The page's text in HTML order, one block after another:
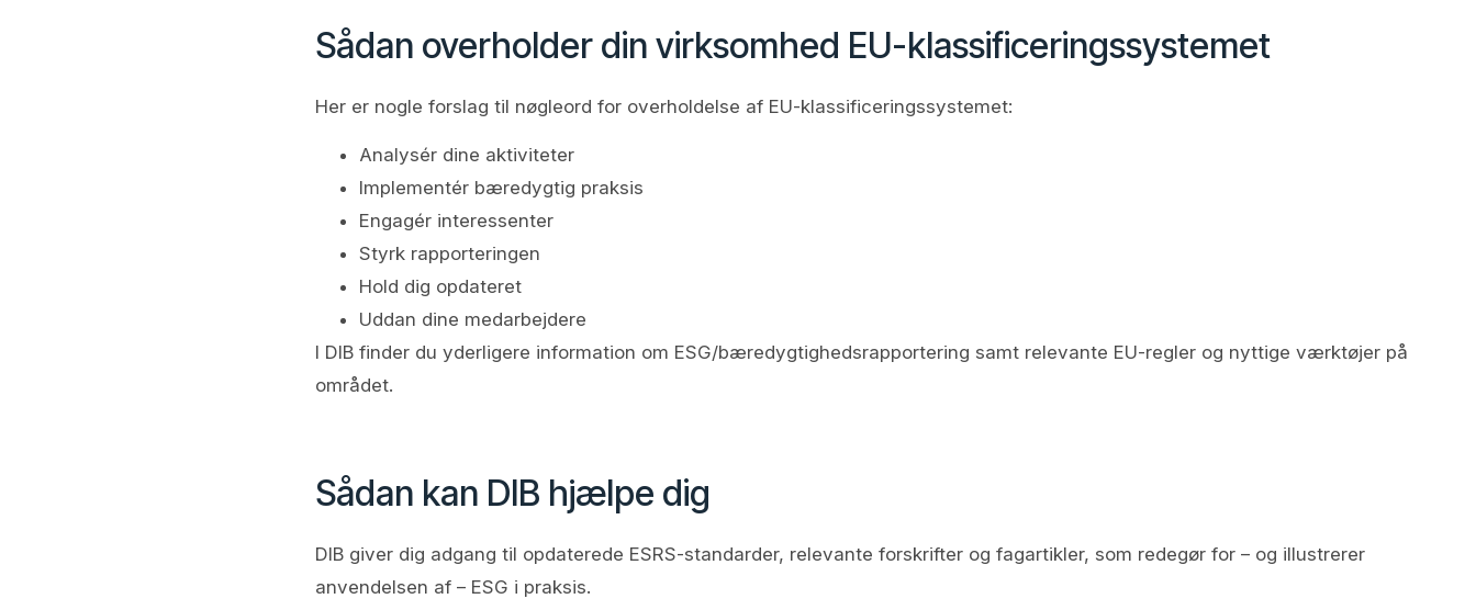
Sådan overholder din virksomhed EU-klassificeringssystemet
Her er nogle forslag til nøgleord for overholdelse af EU-klassificeringssystemet:
Analysér dine aktiviteter
Implementér bæredygtig praksis
Engagér interessenter
Styrk rapporteringen
Hold dig opdateret
Uddan dine medarbejdere
I DIB finder du yderligere information om ESG/bæredygtighedsrapportering samt relevante EU-regler og nyttige værktøjer på
området.
Sådan kan DIB hjælpe dig
DIB giver dig adgang til opdaterede ESRS-standarder, relevante forskrifter og fagartikler, som redegør for – og illustrerer
anvendelsen af – ESG i praksis.